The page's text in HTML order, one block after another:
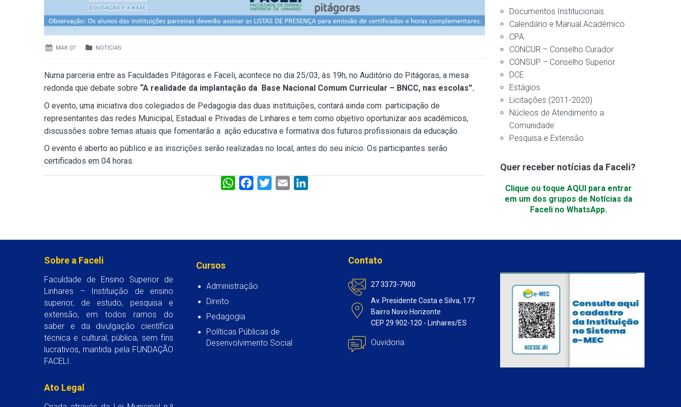
MAR 07 NOTÍCIAS
Numa parceria entre as Faculdades Pitágoras e Faceli, acontece no dia 25/03, às 19h, no Auditório do Pitágoras, a mesa
redonda que debate sobre “A realidade da implantação da Base Nacional Comum Curricular – BNCC, nas escolas”.
O evento, uma iniciativa dos colegiados de Pedagogia das duas instituições, contará ainda com participação de
representantes das redes Municipal, Estadual e Privadas de Linhares e tem como objetivo oportunizar aos acadêmicos,
discussões sobre temas atuais que fomentarão a ação educativa e formativa dos futuros profissionais da educação.
O evento é aberto ao público e as inscrições serão realizadas no local, antes do seu início. Os participantes serão
certificados em 04 horas.
W
s
p
b
k
t
l
e
Documentos Institucionais
Calendário e Manual Acadêmico
CPA
CONCUR – Conselho Curador
CONSUP – Conselho Superior
DCE
Estágios
Licitações (2011-2020)
Núcleos de Atendimento a
Comunidade
Pesquisa e Extensão
Quer receber notícias da Faceli?
Clique ou toque AQUI para entrar
em um dos grupos de Notícias da
Faceli no WhatsApp.
Sobre a Faceli
Faculdade de Ensino Superior de
Linhares – Instituição de ensino
superior, de estudo, pesquisa e
extensão, em todos ramos do
saber e da divulgação científica
técnica e cultural, pública, sem fins
lucrativos, mantida pela FUNDAÇÃO
FACELI.
Ato Legal
Cursos
Administração
Direito
Pedagogia
Políticas Públicas de
Desenvolvimento Social
Contato
27 3373-7900
Av. Presidente Costa e Silva, 177
Bairro Novo Horizonte
CEP 29.902-120 - Linhares/ES
Ouvidoria